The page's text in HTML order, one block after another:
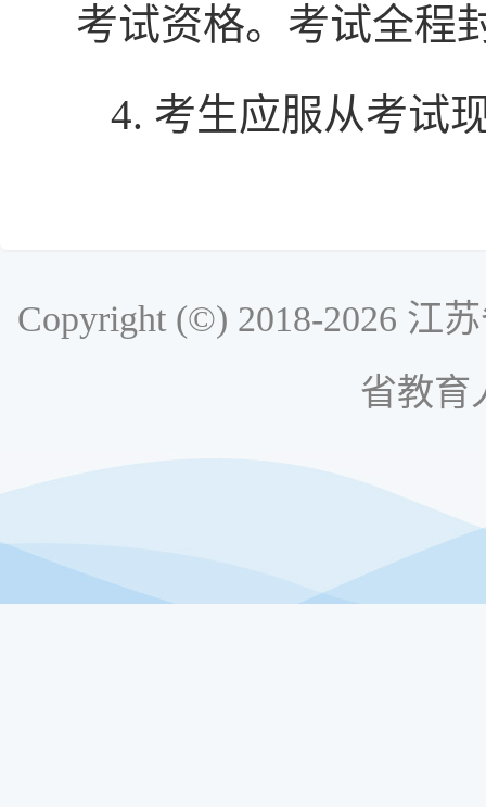
考试资格。考试全程
4. 考生应服从考试
Copyright (©) 2018-2026 江
省教育